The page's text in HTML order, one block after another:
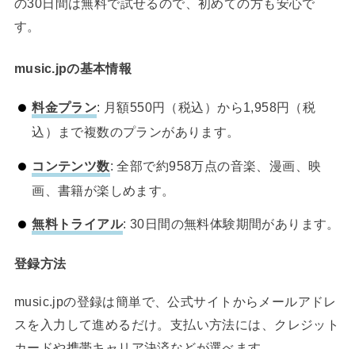
の30日間は無料で試せるので、初めての方も安心で
す。
music.jpの基本情報
料金プラン: 月額550円（税込）から1,958円（税
込）まで複数のプランがあります。
コンテンツ数: 全部で約958万点の音楽、漫画、映
画、書籍が楽しめます。
無料トライアル: 30日間の無料体験期間があります。
登録方法
music.jpの登録は簡単で、公式サイトからメールアドレ
スを入力して進めるだけ。支払い方法には、クレジット